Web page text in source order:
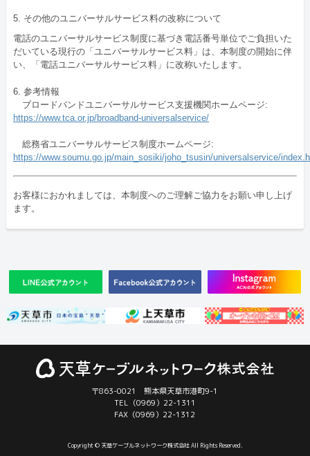
5. その他のユニバーサルサービス料の改称について
電話のユニバーサルサービス制度に基づき電話番号単位でご負担いた
だいている現行の「ユニバーサルサービス料」は、本制度の開始に伴
い、「電話ユニバーサルサービス料」に改称いたします。
6. 参考情報
ブロードバンドユニバーサルサービス支援機関ホームページ:
https://www.tca.or.jp/broadband-universalservice/
総務省ユニバーサルサービス制度ホームページ:
https://www.soumu.go.jp/main_sosiki/joho_tsusin/universalservice/
お客様におかれましては、本制度へのご理解ご協力をお願い申し上げ
ます。
〒863-0021 熊本県天草市港町9-1
TEL（0969）22-1311
FAX（0969）22-1312
Copyright © 天草ケーブルネットワーク株式会社 All Rights Reserved.